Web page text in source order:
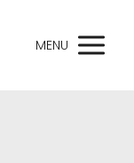
MENU